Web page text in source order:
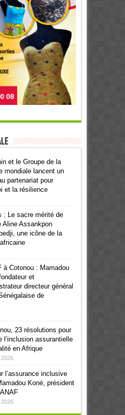
et le Groupe de la
mondiale lancent un
partenariat pour
et la résilience
: Le sacre mérité de
Aline Assankpon
une icône de la
à Cotonou : Mamadou
et
directeur général
de
23 résolutions pour
l’inclusion assurantielle
en Afrique
2026
l’assurance inclusive
Koné, président
2026